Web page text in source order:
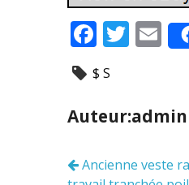
F
ac
e
b
o
T
er
E
m
l
$ S
Auteur:admin
Navigation
Ancienne veste